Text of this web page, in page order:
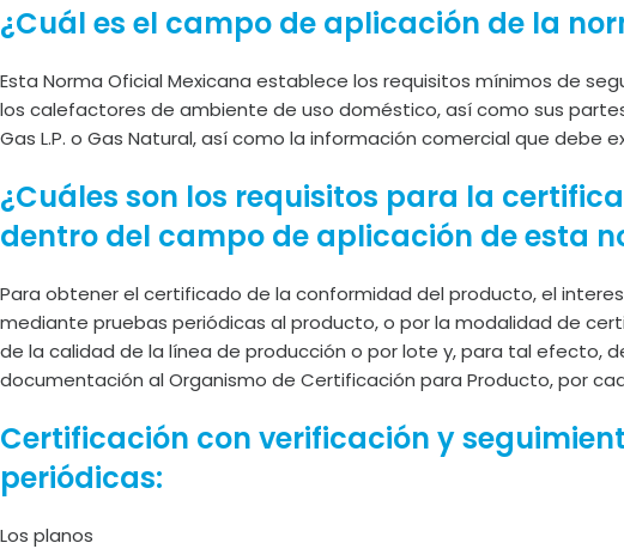
¿Cuál es el campo de aplicación de la
Esta Norma Oficial Mexicana establece los requisitos mínimos de
los calefactores de ambiente de uso doméstico, así como sus
Gas L.P. o Gas Natural, así como la información comercial que debe
¿Cuáles son los requisitos para la
dentro del campo de aplicación de esta
Para obtener el certificado de la conformidad del producto, el
mediante pruebas periódicas al producto, o por la modalidad de
de la calidad de la línea de producción o por lote y, para tal efecto,
documentación al Organismo de Certificación para Producto, por
Certificación con verificación y
periódicas:
Los planos